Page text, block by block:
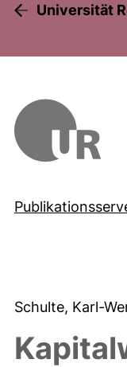
Universität
Schulte, Karl-